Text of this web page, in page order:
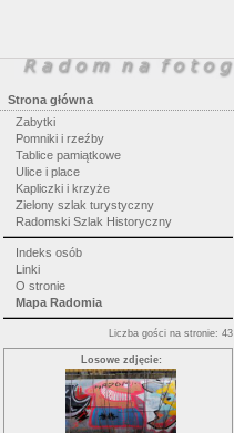
Strona główna
Zabytki
Pomniki i rzeźby
Tablice pamiątkowe
Ulice i place
Kapliczki i krzyże
Zielony szlak turystyczny
Radomski Szlak Historyczny
Indeks osób
Linki
O stronie
Mapa Radomia
Liczba gości na stronie: 43
Losowe zdjęcie: